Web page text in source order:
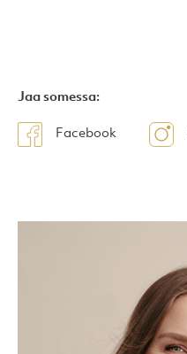
Jaa somessa:
Facebook